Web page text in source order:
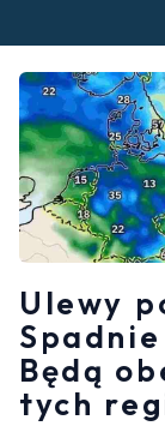
Ulewy
Będą
tych